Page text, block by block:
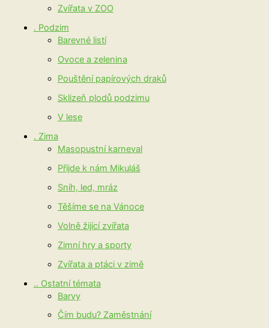
Zvířata v ZOO
. Podzim
Barevné listí
Ovoce a zelenina
Pouštění papírových draků
Sklizeň plodů podzimu
V lese
. Zima
Masopustní karneval
Přijde k nám Mikuláš
Sníh, led, mráz
Těšíme se na Vánoce
Volně žijící zvířata
Zimní hry a sporty
Zvířata a ptáci v zimě
.. Ostatní témata
Barvy
Čím budu? Zaměstnání